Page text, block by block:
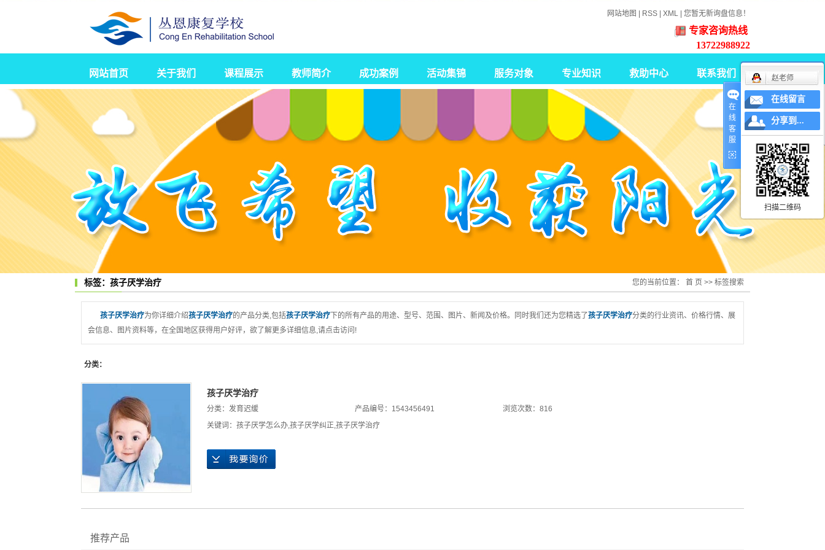
网站地图 RSS XML 您暂无新询盘信息！
专家咨询热线
13722988922
网站首页 关于我们
发展历程
营业执照
课程展示 教师简介 成功案例 活动集锦 服务对象
孤独症
脑瘫康复训练
专业知识
智力障碍康复知识
脑瘫康复知识
职业重建
救助中心 联系我们
标签：孩子厌学治疗 您的当前位置： 首 页 >> 标签搜索
孩子厌学治疗为你详细介绍孩子厌学治疗的产品分类,包括孩子厌学治疗 下的所有产品的用途、型号、范围、图片、新闻及价格。同时我们还为您精选了孩子厌学治疗分类的行业资讯、价格行情、展
会信息、图片资料等，在全国地区获得用户好评，欲了解更多详细信息,请点击访问!
分类：
孩子厌学治疗
分类： 发育迟缓 产品编号：1543456491
浏览次数：816
关键词： 孩子厌学怎么办,孩子厌学纠正,孩子厌学治疗
推荐产品
在
线
客
服
赵老师
在线留言
分享到...
扫描二维码